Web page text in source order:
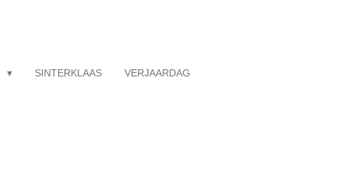
SINTERKLAAS VERJAARDAG